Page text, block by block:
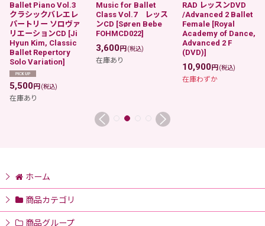
Ballet Piano Vol.3
クラシックバレエレ
パートリー ソロヴァ
リエーションCD [Ji
Hyun Kim, Classic
Ballet Repertory
Solo Variation]
5,500円 (税込)
在庫あり
Music for Ballet
Class Vol.7 レッス
ンCD [Søren Bebe
FOHMCD022]
3,600円 (税込)
在庫あり
RAD レッスンDVD
/Advanced 2 Ballet
Female [Royal
Academy of Dance,
Advanced 2 F
(DVD)]
10,900円 (税込)
在庫わずか
ホーム
商品カテゴリ
商品グループ